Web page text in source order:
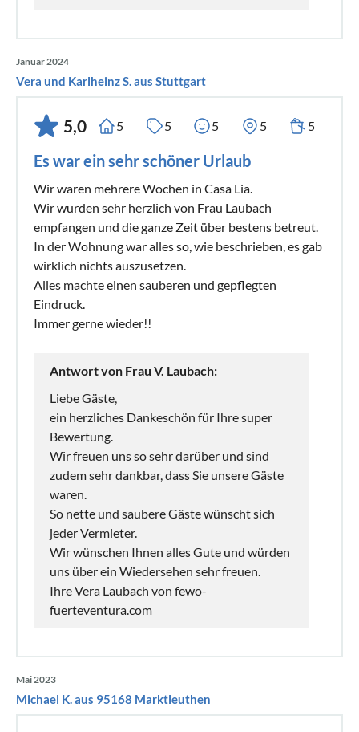
Januar 2024
Vera und Karlheinz S. aus Stuttgart
5,0 5 5 5 5 5
Es war ein sehr schöner Urlaub
Wir waren mehrere Wochen in Casa Lia.
Wir wurden sehr herzlich von Frau Laubach
empfangen und die ganze Zeit über bestens betreut.
In der Wohnung war alles so, wie beschrieben, es gab
wirklich nichts auszusetzen.
Alles machte einen sauberen und gepflegten
Eindruck.
Immer gerne wieder!!
Antwort von Frau V. Laubach:
Liebe Gäste,
ein herzliches Dankeschön für Ihre super
Bewertung.
Wir freuen uns so sehr darüber und sind
zudem sehr dankbar, dass Sie unsere Gäste
waren.
So nette und saubere Gäste wünscht sich
jeder Vermieter.
Wir wünschen Ihnen alles Gute und würden
uns über ein Wiedersehen sehr freuen.
Ihre Vera Laubach von fewo-
fuerteventura.com
Mai 2023
Michael K. aus 95168 Marktleuthen